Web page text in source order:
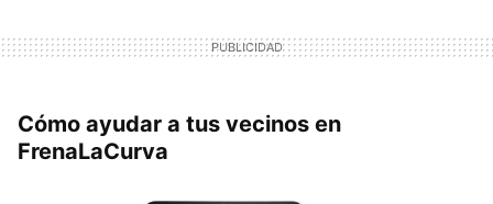
Cómo ayudar a tus vecinos en
FrenaLaCurva